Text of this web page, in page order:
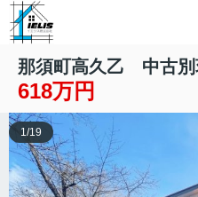
那須町高久乙 中古別
618万円
1/19